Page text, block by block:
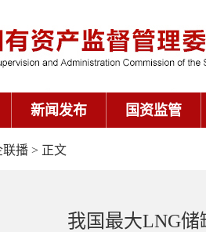
新闻发布 国资监管
联播 > 正文
我国最大LNG